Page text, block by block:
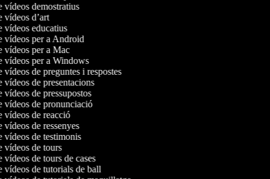
vídeos demostratius
vídeos d’art
vídeos educatius
vídeos per a Android
vídeos per a Mac
vídeos per a Windows
vídeos de preguntes i respostes
vídeos de presentacions
vídeos de pressupostos
vídeos de pronunciació
vídeos de reacció
vídeos de ressenyes
vídeos de testimonis
vídeos de tours
vídeos de tours de cases
vídeos de tutorials de ball